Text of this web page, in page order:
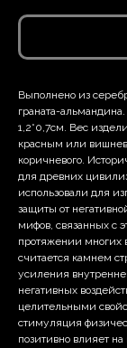
Выполнено из
граната-
1,2*0,7см. Вес
красным или
коричневого.
для древних
использовали для
защиты от
мифов, связанных с
протяжении многих
считается камнем
усиления
негативных
целительными
стимуляция
позитивно влияет